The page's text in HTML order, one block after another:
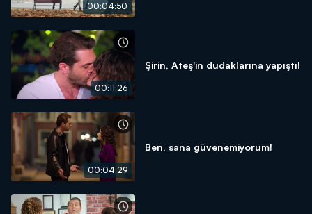
00:04:50
00:11:26
Şirin, Ateş'in dudaklarına yapıştı!
00:04:29
Ben, sana güvenemiyorum!